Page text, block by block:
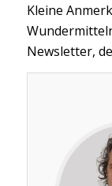
Kleine
Newsletter,